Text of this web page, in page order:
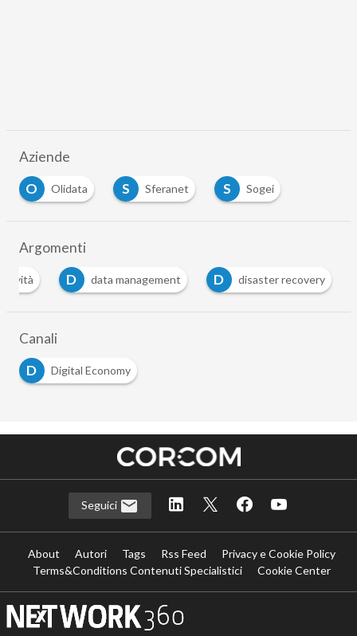
Aziende
O
Olidata S Sferanet S
Sogei
Argomenti
D data management D
disaster recovery
Canali
D
Digital Economy
Seguici
About Autori Tags Rss Feed
Privacy e Cookie Policy
Terms&Conditions Contenuti Specialistici
Cookie Center